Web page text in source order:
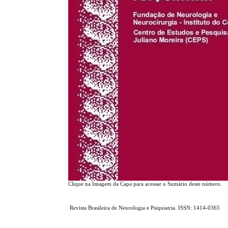
Clique na Imagem da Capa para acessar o Sumário deste
Revista Brasileira de Neurologia e Psiquiatria. ISSN: 1414-0365